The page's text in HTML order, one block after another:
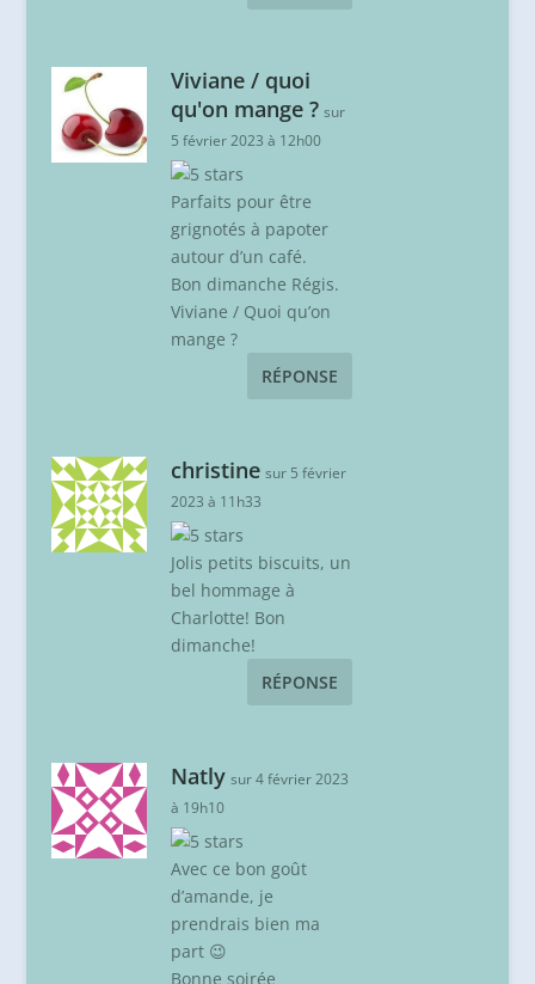
Viviane / quoi
qu'on mange ? sur
5 février 2023 à 12h00
Parfaits pour être
grignotés à papoter
autour d’un café.
Bon dimanche Régis.
Viviane / Quoi qu’on
mange ?
RÉPONSE
christine sur 5 février
2023 à 11h33
Jolis petits biscuits, un
bel hommage à
Charlotte! Bon
dimanche!
RÉPONSE
Natly sur 4 février 2023
à 19h10
Avec ce bon goût
d’amande, je
prendrais bien ma
part 😉
Bonne soirée